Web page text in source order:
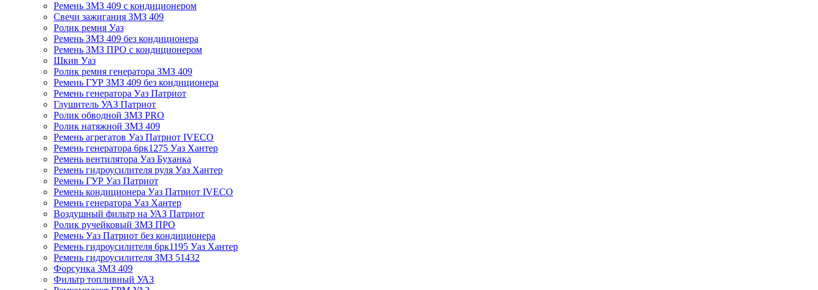
Ремень ЗМЗ 409 с кондиционером
Свечи зажигания ЗМЗ 409
Ролик ремня Уаз
Ремень ЗМЗ 409 без кондиционера
Ремень ЗМЗ ПРО с кондиционером
Шкив Уаз
Ролик ремня генератора ЗМЗ 409
Ремень ГУР ЗМЗ 409 без кондиционера
Ремень генератора Уаз Патриот
Глушитель УАЗ Патриот
Ролик обводной ЗМЗ PRO
Ролик натяжной ЗМЗ 409
Ремень агрегатов Уаз Патриот IVECO
Ремень генератора 6рк1275 Уаз Хантер
Ремень вентилятора Уаз Буханка
Ремень гидроусилителя руля Уаз Хантер
Ремень ГУР Уаз Патриот
Ремень кондиционера Уаз Патриот IVECO
Ремень генератора Уаз Хантер
Воздушный фильтр на УАЗ Патриот
Ролик ручейковый ЗМЗ ПРО
Ремень Уаз Патриот без кондиционера
Ремень гидроусилителя 6рк1195 Уаз Хантер
Ремень гидроусилителя ЗМЗ 51432
Форсунка ЗМЗ 409
Фильтр топливный УАЗ